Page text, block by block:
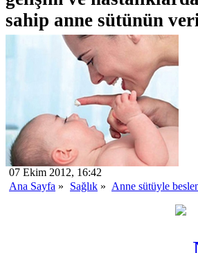
sahip anne sütünün
07 Ekim 2012, 16:42
Ana Sayfa » Sağlık » Anne sütüyle